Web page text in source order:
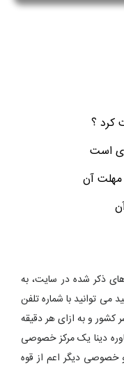
کرد ؟
است
آن
ذکر شده در سایت، به
می توانید با شماره تلفن
سراسر کشور و به ازای هر دقیقه
دینا یک مرکز خصوصی
خصوصی دیگر اعم از قوه